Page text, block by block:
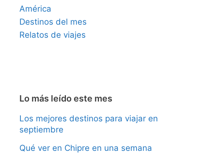
América
Destinos del mes
Relatos de viajes
Lo más leído este mes
Los mejores destinos para viajar en
septiembre
Qué ver en Chipre en una semana